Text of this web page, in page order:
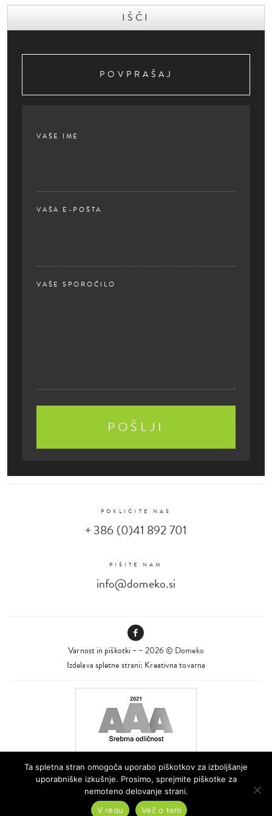
POVPRAŠAJ
VAŠE IME
VAŠA E-POŠTA
FIELD
EMPTY.
VAŠE SPOROČILO
POKLIČITE NAS
+ 386 (0)41 892 701
PIŠITE NAM
info@domeko.si
Varnost in piškotki− − 2026 © Domeko
Izdelava spletne strani: Kreativna tovarna
Ta spletna stran omogoča uporabo piškotkov za izboljšanje
uporabniške izkušnje. Prosimo, sprejmite piškotke za
nemoteno delovanje strani.
V redu
Več o tem